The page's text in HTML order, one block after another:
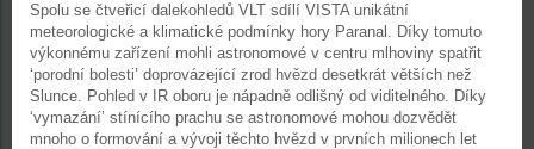
Spolu se čtveřicí dalekohledů VLT sdílí VISTA unikátní
meteorologické a klimatické podmínky hory Paranal. Díky tomuto
výkonnému zařízení mohli astronomové v centru mlhoviny spatřit
‘porodní bolesti’ doprovázející zrod hvězd desetkrát větších než
Slunce. Pohled v IR oboru je nápadně odlišný od viditelného. Díky
‘vymazání’ stínícího prachu se astronomové mohou dozvědět
mnoho o formování a vývoji těchto hvězd v prvních milionech let